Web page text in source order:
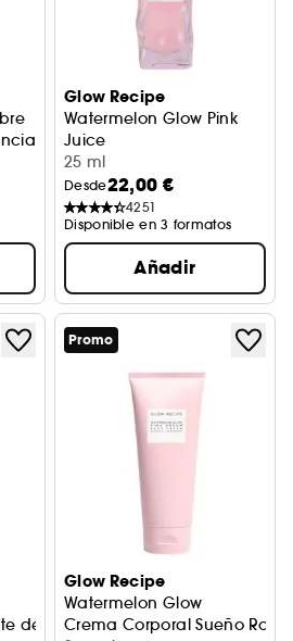
Unisex Cítrica Amaderada
Glow Recipe
Watermelon Glow Pink
Juice
Hidratante
25 ml
Desde22,00 €
4251
Disponible en 3 formatos
Añadir
de ojos
Promo
Glow Recipe
Watermelon Glow
Crema Corporal Sueño Rosa